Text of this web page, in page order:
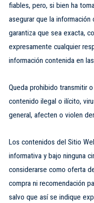
fiables, pero, si bien ha
asegurar que la
garantiza que sea exacta,
expresamente cualquier
información contenida en
Queda prohibido transmitir
contenido ilegal o ilícito,
general, afecten o violen
Los contenidos del Sitio
informativa y bajo ninguna
considerarse como oferta
compra ni recomendación
salvo que así se indique